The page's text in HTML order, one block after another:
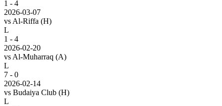
1 - 4
2026-03-07
vs Al-Riffa (H)
L
1 - 4
2026-02-20
vs Al-Muharraq (A)
L
7 - 0
2026-02-14
vs Budaiya Club (H)
L